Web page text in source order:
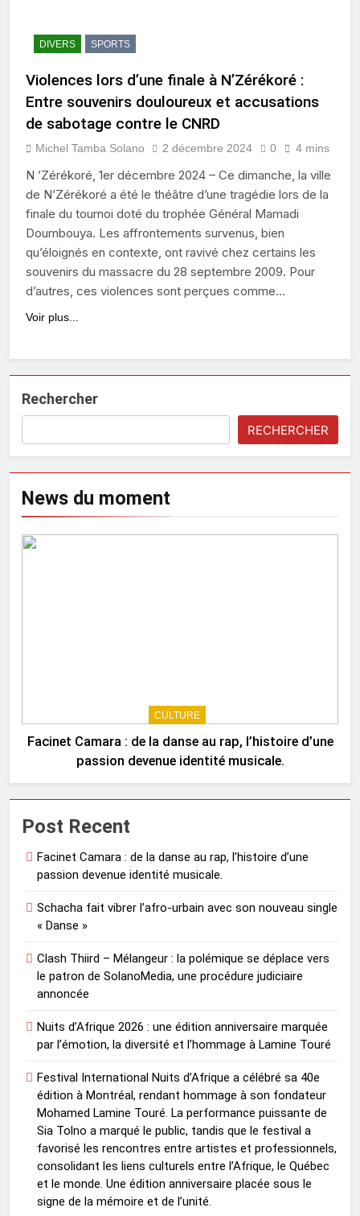
DIVERS SPORTS
Violences lors d’une finale à N’Zérékoré :
Entre souvenirs douloureux et accusations
de sabotage contre le CNRD
Michel Tamba Solano 2 décembre 2024 0 4 mins
N ’Zérékoré, 1er décembre 2024 – Ce dimanche, la ville
de N’Zérékoré a été le théâtre d’une tragédie lors de la
finale du tournoi doté du trophée Général Mamadi
Doumbouya. Les affrontements survenus, bien
qu’éloignés en contexte, ont ravivé chez certains les
souvenirs du massacre du 28 septembre 2009. Pour
d’autres, ces violences sont perçues comme…
Voir plus...
Rechercher
RECHERCHER
News du moment
CULTURE
Facinet Camara : de la danse au rap, l’histoire d’une
passion devenue identité musicale.
Post Recent
Facinet Camara : de la danse au rap, l’histoire d’une
passion devenue identité musicale.
Schacha fait vibrer l’afro-urbain avec son nouveau single
« Danse »
Clash Thiird – Mélangeur : la polémique se déplace vers
le patron de SolanoMedia, une procédure judiciaire
annoncée
Nuits d’Afrique 2026 : une édition anniversaire marquée
par l’émotion, la diversité et l’hommage à Lamine Touré
Festival International Nuits d’Afrique a célébré sa 40e
édition à Montréal, rendant hommage à son fondateur
Mohamed Lamine Touré. La performance puissante de
Sia Tolno a marqué le public, tandis que le festival a
favorisé les rencontres entre artistes et professionnels,
consolidant les liens culturels entre l’Afrique, le Québec
et le monde. Une édition anniversaire placée sous le
signe de la mémoire et de l’unité.